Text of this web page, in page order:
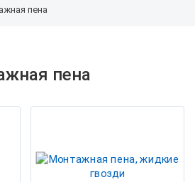
пена
пена